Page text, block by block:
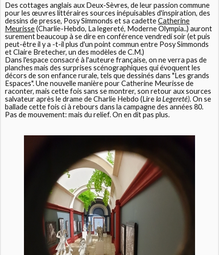
Des cottages anglais aux Deux-Sèvres, de leur passion commune
pour les œuvres littéraires sources inépuisables d'inspiration, des
dessins de presse, Posy Simmonds et sa cadetteCatherine
Meurisse(Charlie-Hebdo, La legereté, Moderne Olympia..) auront
surement beaucoup à se dire en conférence vendredi soir (et puis
peut-être il y a -t-il plus d'un point commun entre Posy Simmonds
et Claire Bretecher, un des modèles de C.M.)
Dans l'espace consacré à l'auteure française, on ne verra pas de
planches mais des surprises scénographiques qui évoquent les
décors de son enfance rurale, tels que dessinés dans "Les grands
Espaces". Une nouvelle manière pour Catherine Meurisse de
raconter, mais cette fois sans se montrer, son retour aux sources
salvateur après le drame de Charlie Hebdo (Lirela Legereté).On se
ballade cette fois ci à rebours dans la campagne des années 80.
Pas de mouvement: mais du relief. On en dit pas plus.